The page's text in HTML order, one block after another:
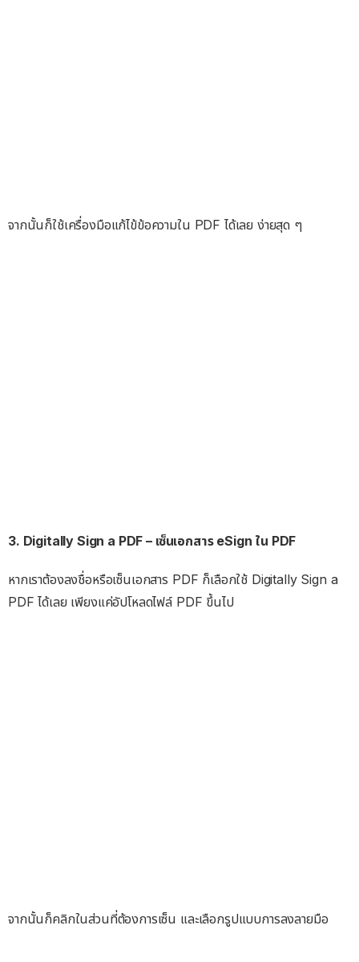
จากนั้นก็ใช้เครื่องมือแก้ไข้ข้อความใน PDF ได้เลย ง่ายสุด ๆ
3. Digitally Sign a PDF – เซ็นเอกสาร eSign ใน PDF
หากเราต้องลงชื่อหรือเซ็นเอกสาร PDF ก็เลือกใช้ Digitally Sign a
PDF ได้เลย เพียงแค่อัปโหลดไฟล์ PDF ขึ้นไป
จากนั้นก็คลิกในส่วนที่ต้องการเซ็น และเลือกรูปแบบการลงลายมือ